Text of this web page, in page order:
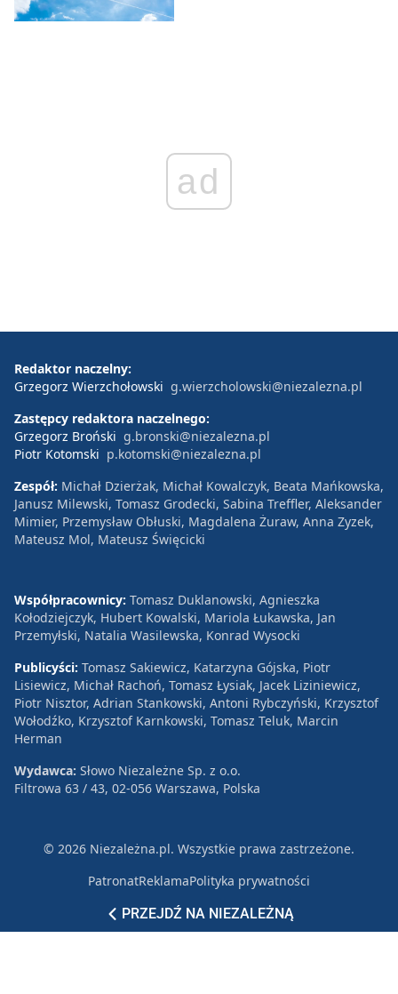
ad
PRZEJDŹ NA NIEZALEŻNĄ
Redaktor naczelny:
Grzegorz Wierzchołowski g.wierzcholowski@niezalezna.pl
Zastępcy redaktora naczelnego:
Grzegorz Broński g.bronski@niezalezna.pl
Piotr Kotomski p.kotomski@niezalezna.pl
Zespół: Michał Dzierżak, Michał Kowalczyk, Beata Mańkowska,
Janusz Milewski, Tomasz Grodecki, Sabina Treffler, Aleksander
Mimier, Przemysław Obłuski, Magdalena Żuraw, Anna Zyzek,
Mateusz Mol, Mateusz Święcicki
Współpracownicy: Tomasz Duklanowski, Agnieszka
Kołodziejczyk, Hubert Kowalski, Mariola Łukawska, Jan
Przemyłski, Natalia Wasilewska, Konrad Wysocki
Publicyści: Tomasz Sakiewicz, Katarzyna Gójska, Piotr
Lisiewicz, Michał Rachoń, Tomasz Łysiak, Jacek Liziniewicz,
Piotr Nisztor, Adrian Stankowski, Antoni Rybczyński, Krzysztof
Wołodźko, Krzysztof Karnkowski, Tomasz Teluk, Marcin
Herman
Wydawca: Słowo Niezależne Sp. z o.o.
Filtrowa 63 / 43, 02-056 Warszawa, Polska
© 2026 Niezależna.pl. Wszystkie prawa zastrzeżone.
PatronatReklamaPolityka prywatności